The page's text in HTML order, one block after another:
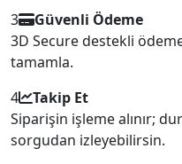
3
Güvenli Ödeme
3D Secure destekli
tamamla.
4
Takip Et
Siparişin işleme alınır;
sorgudan izleyebilirsin.